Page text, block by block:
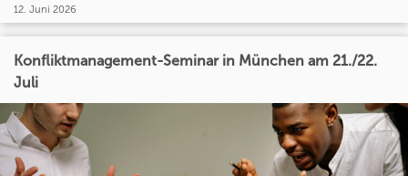
12. Juni 2026
Konfliktmanagement-Seminar in München am 21./22.
Juli